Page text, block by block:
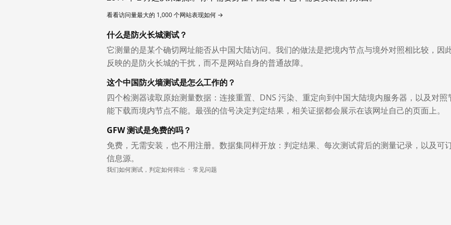
看看访问量最大的 1,000 个网站表现如何 →
什么是防火长城测试？
它测量的是某个确切网址能否从中国大陆访问。我们的做法是把境内节点与境外对照相比较，因
反映的是防火长城的干扰，而不是网站自身的普通故障。
这个中国防火墙测试是怎么工作的？
四个检测器读取原始测量数据：连接重置、DNS 污染、重定向到中国大陆境内服务器，以及对照
能下载而境内节点不能。最强的信号决定判定结果，相关证据都会展示在该网址自己的页面上。
GFW 测试是免费的吗？
免费，无需安装，也不用注册。数据集同样开放：判定结果、每次测试背后的测量记录，以及可
信息源。
我们如何测试，判定如何得出 · 常见问题